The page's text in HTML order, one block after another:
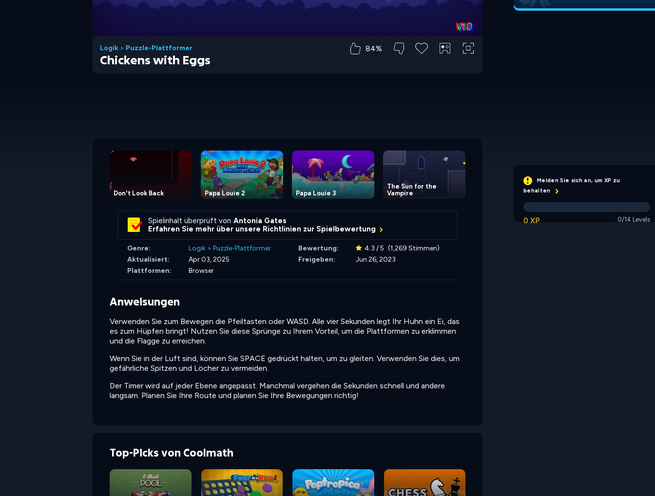
Logik > Puzzle-Plattformer 84%
Chickens with Eggs
Don't Look Back Papa Louie 2 Papa Louie 3
The Sun for the
Vampire
The Sun for the
Spielinhalt überprüft von Antonia Gates
Erfahren Sie mehr über unsere Richtlinien zur Spielbewertung
Genre: Logik > Puzzle-Plattformer Bewertung: 4.3 / 5 (1,269 Stimmen)
Aktualisiert:
Apr 03, 2025 Freigeben:
Jun 26, 2023
Plattformen:
Browser
Anweisungen
Verwenden Sie zum Bewegen die Pfeiltasten oder WASD. Alle vier Sekunden legt Ihr Huhn ein Ei, das
es zum Hüpfen bringt! Nutzen Sie diese Sprünge zu Ihrem Vorteil, um die Plattformen zu erklimmen
und die Flagge zu erreichen.
Wenn Sie in der Luft sind, können Sie SPACE gedrückt halten, um zu gleiten. Verwenden Sie dies, um
gefährliche Spitzen und Löcher zu vermeiden.
Der Timer wird auf jeder Ebene angepasst. Manchmal vergehen die Sekunden schnell und andere
langsam. Planen Sie Ihre Route und planen Sie Ihre Bewegungen richtig!
Top-Picks von Coolmath
Melden Sie sich an, um XP zu
behalten
0 XP 0/14 Levels